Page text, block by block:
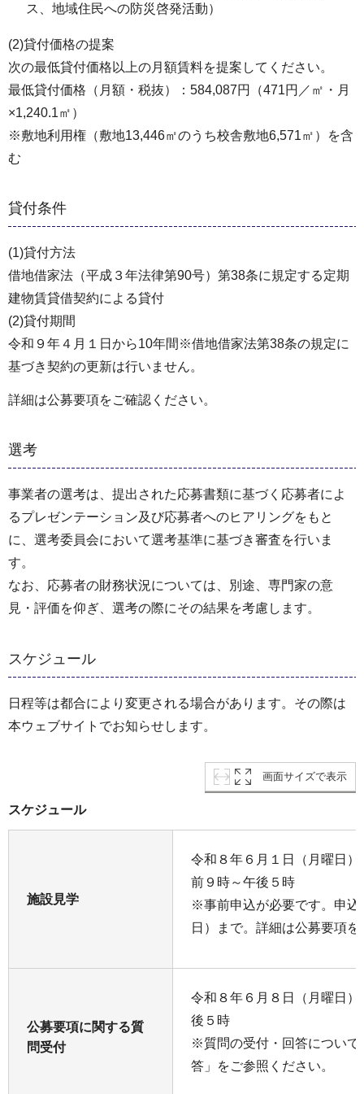
ス、地域住民への防災啓発活動）
(2)貸付価格の提案
次の最低貸付価格以上の月額賃料を提案してください。
最低貸付価格（月額・税抜）：584,087円（471円／㎡・月
×1,240.1㎡）
※敷地利用権（敷地13,446㎡のうち校舎敷地6,571㎡）を含
む
貸付条件
(1)貸付方法
借地借家法（平成３年法律第90号）第38条に規定する定期
建物賃貸借契約による貸付
(2)貸付期間
令和９年４月１日から10年間※借地借家法第38条の規定に
基づき契約の更新は行いません。
詳細は公募要項をご確認ください。
選考
事業者の選考は、提出された応募書類に基づく応募者によ
るプレゼンテーション及び応募者へのヒアリングをもと
に、選考委員会において選考基準に基づき審査を行いま
す。
なお、応募者の財務状況については、別途、専門家の意
見・評価を仰ぎ、選考の際にその結果を考慮します。
スケジュール
日程等は都合により変更される場合があります。その際は
本ウェブサイトでお知らせします。
画面サイズで表示
スケジュール
施設見学
令和８年６月１日（月曜日
前９時～午後５時
※事前申込が必要です。申込
日）まで。詳細は公募要項
公募要項に関する質
問受付
令和８年６月８日（月曜日
後５時
※質問の受付・回答について
答」をご参照ください。